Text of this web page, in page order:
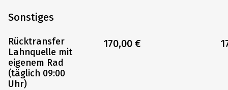
Sonstiges
Rücktransfer
Lahnquelle mit
eigenem Rad
(täglich 09:00
Uhr)
170,00 €